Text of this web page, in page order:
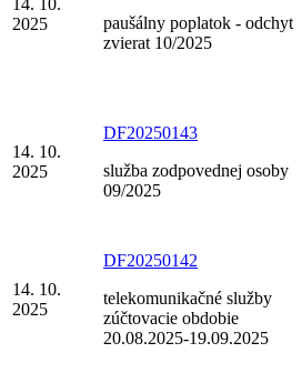
14. 10.
2025
paušálny poplatok - odchyt
zvierat 10/2025
14. 10.
2025
DF20250143
služba zodpovednej osoby
09/2025
14. 10.
2025
DF20250142
telekomunikačné služby
zúčtovacie obdobie
20.08.2025-19.09.2025